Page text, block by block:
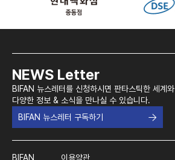
NEWS Letter
BIFAN 뉴스레터를 신청하시면 판타스틱한 세계와
다양한 정보 & 소식을 만나실 수 있습니다.
BIFAN 뉴스레터 구독하기
BIFAN 이용약관